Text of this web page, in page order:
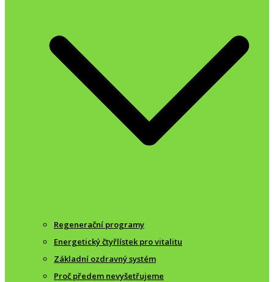
Regenerační programy
Energetický čtyřlístek pro vitalitu
Základní ozdravný systém
Proč předem nevyšetřujeme